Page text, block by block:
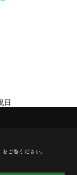
日
Reserved.
をご覧ください。